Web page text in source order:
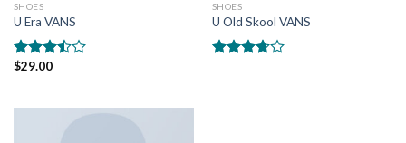
SHOES
U Era VANS
5
aldı
$29.00
SHOES
U Old Skool VANS